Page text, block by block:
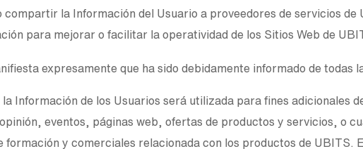
compartir la Información del Usuario a proveedores de servicios de
para mejorar o facilitar la operatividad de los Sitios Web de
expresamente que ha sido debidamente informado de todas
Información de los Usuarios será utilizada para fines adicionales
eventos, páginas web, ofertas de productos y servicios, o
formación y comerciales relacionada con los productos de UBITS.